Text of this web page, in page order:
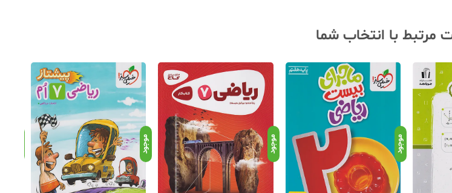
مرتبط با انتخاب شما
موجود موجود موجود